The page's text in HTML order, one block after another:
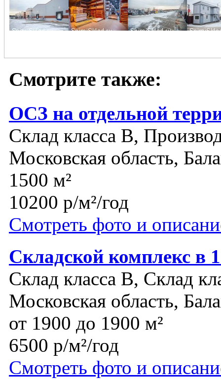
Смотрите также:
ОСЗ на отдельной
Склад класса B,
Московская область,
1500 м²
10200 р/м²/год
Смотреть фото и
Складской комплекс
Склад класса B, Склад
Московская область,
от 1900 до 1900 м²
6500 р/м²/год
Смотреть фото и